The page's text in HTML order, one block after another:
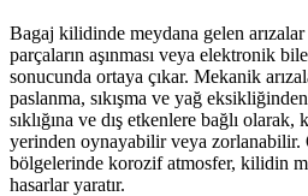
Bagaj kilidinde meydana gelen
parçaların aşınması veya elektronik
sonucunda ortaya çıkar. Mekanik
paslanma, sıkışma ve yağ
sıklığına ve dış etkenlere bağlı
yerinden oynayabilir veya zorlanabilir.
bölgelerinde korozif atmosfer, kilidin
hasarlar yaratır.